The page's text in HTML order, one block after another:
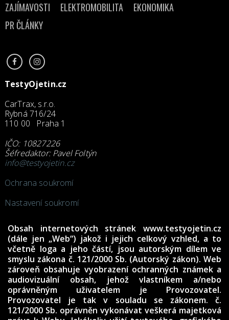
ZAJÍMAVOSTI
ELEKTROMOBILITA
EKONOMIKA
PR ČLÁNKY
TestyOjetin.cz
CarTrax, s.r.o.
Rybná 716/24
110 00 Praha 1
IČO: 10827226
Šéfredaktor: Pavel Foltýn
info@testyojetin.cz
Ochrana soukromí
Nastavení soukromí
Obsah internetových stránek www.testyojetin.cz
(dále jen „Web“) jakož i jejich celkový vzhled, a to
včetně loga a jeho částí, jsou autorským dílem ve
smyslu zákona č. 121/2000 Sb. (Autorský zákon). Web
zároveň obsahuje vyobrazení ochranných známek a
audiovizuální obsah, jehož vlastníkem a/nebo
oprávněným uživatelem je Provozovatel.
Provozovatel je tak v souladu se zákonem. č.
121/2000 Sb. oprávněn vykonávat veškerá majetková